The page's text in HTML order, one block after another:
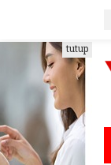
e
k
o
n
tutup